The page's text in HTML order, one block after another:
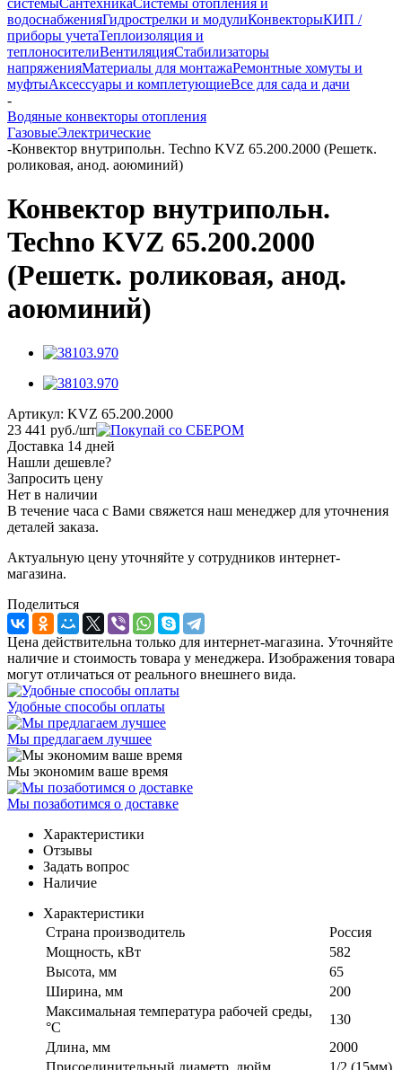
системыСантехникаСистемы отопления и
водоснабженияГидрострелки и модулиКонвекторыКИП /
приборы учетаТеплоизоляция и
теплоносителиВентиляцияСтабилизаторы
напряженияМатериалы для монтажаРемонтные хомуты и
муфтыАксессуары и комплетующиеВсе для сада и дачи
-
Водяные конвекторы отопления
ГазовыеЭлектрические
-Конвектор внутрипольн. Techno KVZ 65.200.2000 (Решетк.
роликовая, анод. аоюминий)
Конвектор внутрипольн.
Techno KVZ 65.200.2000
(Решетк. роликовая, анод.
аоюминий)
Артикул: KVZ 65.200.2000
23 441 руб./шт
Доставка 14 дней
Нашли дешевле?
Запросить цену
Нет в наличии
В течение часа с Вами свяжется наш менеджер для уточнения
деталей заказа.
Актуальную цену уточняйте у сотрудников интернет-
магазина.
Поделиться
Цена действительна только для интернет-магазина. Уточняйте
наличие и стоимость товара у менеджера. Изображения товара
могут отличаться от реального внешнего вида.
Удобные способы оплаты
Мы предлагаем лучшее
Мы экономим ваше время
Мы позаботимся о доставке
Характеристики
Отзывы
Задать вопрос
Наличие
Характеристики
Страна производитель
Россия
Мощность, кВт
582
Высота, мм
65
Ширина, мм
200
Максимальная температура рабочей среды,
°C
130
Длина, мм
2000
Присоединительный диаметр, дюйм
1/2 (15мм)